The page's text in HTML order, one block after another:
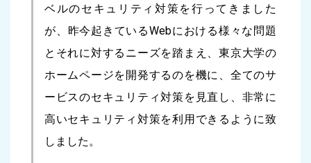
ベルのセキュリティ対策を行ってきました
が、昨今起きているWebにおける様々な問題
とそれに対するニーズを踏まえ、東京大学の
ホームページを開発するのを機に、全てのサ
ービスのセキュリティ対策を見直し、非常に
高いセキュリティ対策を利用できるように致
しました。